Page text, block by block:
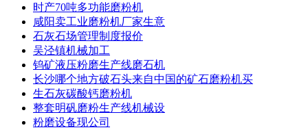
时产70吨多功能磨粉机
咸阳卖工业磨粉机厂家生意
石灰石场管理制度报价
吴泾镇机械加工
钨矿液压粉磨生产线磨石机
长沙哪个地方破石头来自中国的矿石磨粉机买
生石灰碳酸钙磨粉机
整套明矾磨粉生产线机械设
粉磨设备现公司